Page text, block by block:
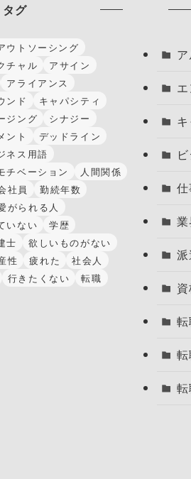
タグ
ウトソーシング
チャル
アサイン
アライアンス
ンド
キャパシティ
ジング
シナジー
ント
デッドライン
ネス用語
チベーション
人間関係
社員
勤続年数
がられる人
いない
学歴
士
欲しいものがない
性 疲れた
社会人
行きたくない
転職